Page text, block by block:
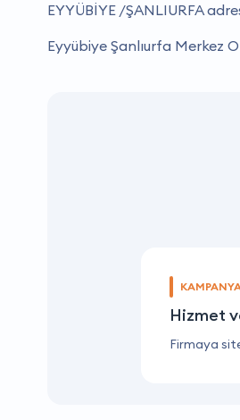
EYYÜBİYE /ŞANLIURFA
Eyyübiye Şanlıurfa Merkez
Hizmet
Firmaya